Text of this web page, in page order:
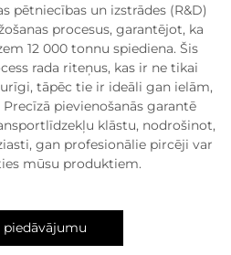
pētniecības un izstrādes (R&D)
procesus, garantējot, ka
12 000 tonnu spiediena. Šis
rada riteņus, kas ir ne tikai
tāpēc tie ir ideāli gan ielām,
pievienošanās garantē
klāstu, nodrošinot,
gan profesionālie pircēji var
mūsu produktiem.
piedāvājumu